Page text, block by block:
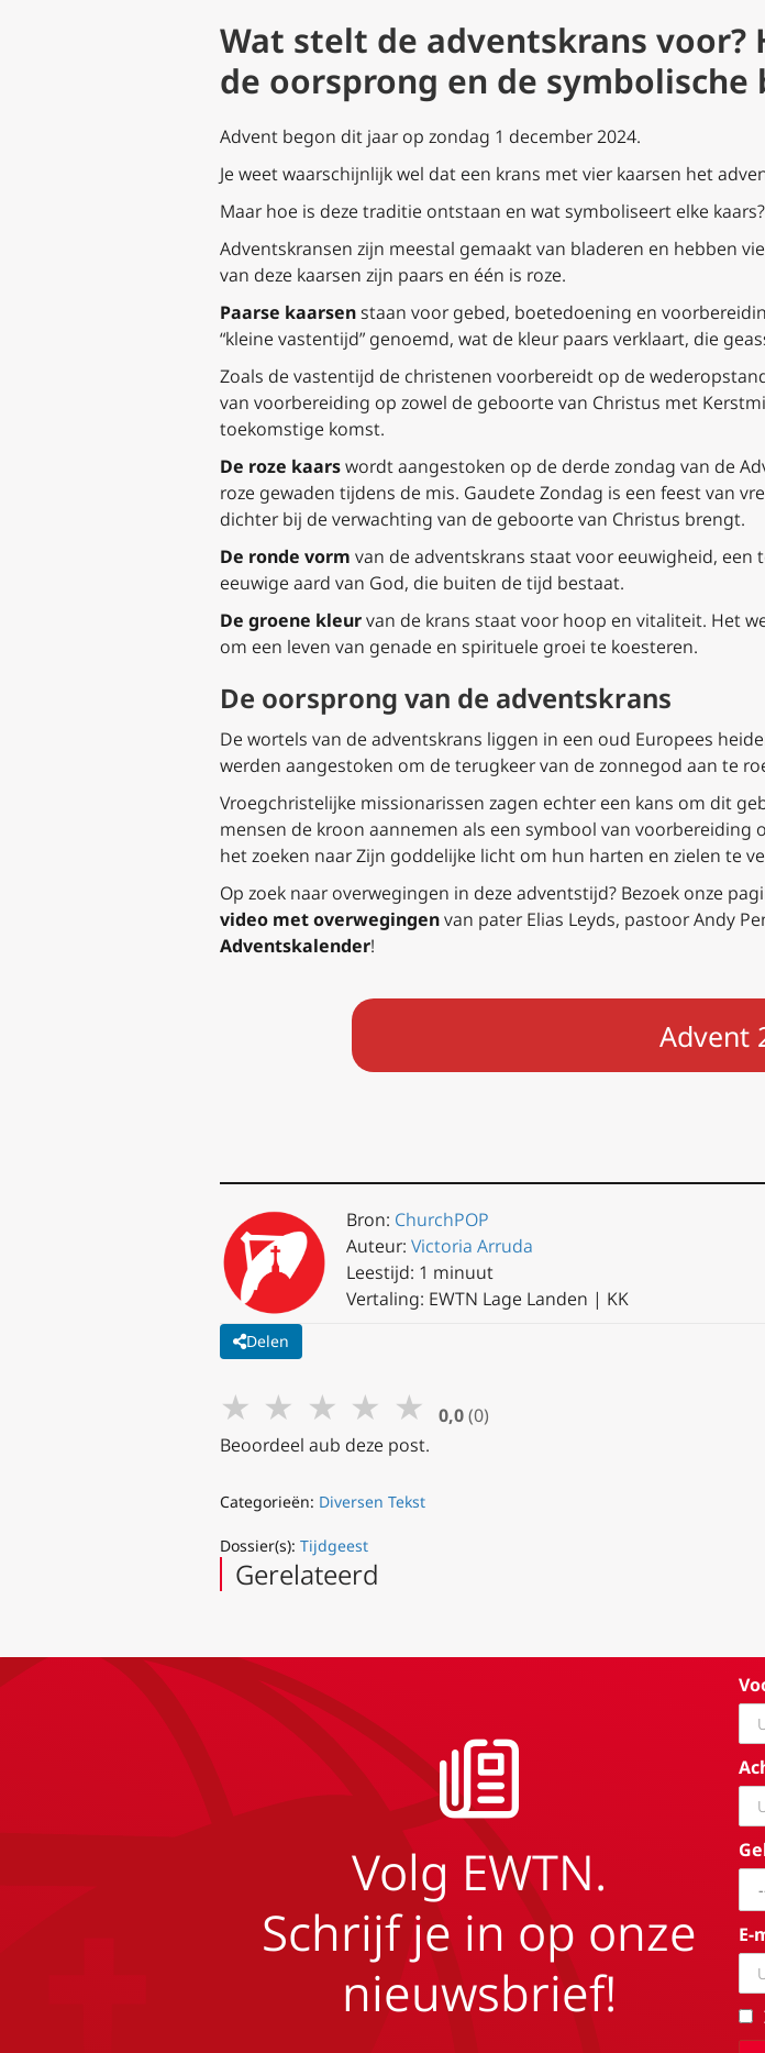
Wat stelt de adventskrans
de oorsprong en de symbolische
Advent begon dit jaar op zondag 1 december 2024.
Je weet waarschijnlijk wel dat een krans met vier kaarsen het
Maar hoe is deze traditie ontstaan en wat symboliseert elke kaars?
Adventskransen zijn meestal gemaakt van bladeren en hebben
van deze kaarsen zijn paars en één is roze.
Paarse kaarsenstaan voor gebed, boetedoening en
“kleine vastentijd” genoemd, wat de kleur paars verklaart, die
Zoals de vastentijd de christenen voorbereidt op de
van voorbereiding op zowel de geboorte van Christus met
toekomstige komst.
De roze kaarswordt aangestoken op de derde zondag van de
roze gewaden tijdens de mis. Gaudete Zondag is een feest van
dichter bij de verwachting van de geboorte van Christus brengt.
De ronde vorm van de adventskrans staat voor eeuwigheid,
eeuwige aard van God, die buiten de tijd bestaat.
De groene kleurvan de krans staat voor hoop en vitaliteit. Het
om een leven van genade en spirituele groei te koesteren.
De oorsprong van de adventskrans
De wortels van de adventskrans liggen in een oud Europees
werden aangestoken om de terugkeer van de zonnegod aan te
Vroegchristelijke missionarissen zagen echter een kans om dit
mensen de kroon aannemen als een symbool van
het zoeken naar Zijn goddelijke licht om hun harten en zielen te
Op zoek naar overwegingen in deze adventstijd? Bezoek onze
video met overwegingenvan pater Elias Leyds, pastoor Andy
Adventskalender!
Advent
Bron: ChurchPOP
Auteur: Victoria Arruda
Leestijd: 1 minuut
Vertaling: EWTN Lage Landen | KK
Delen
★ ★ ★ ★ ★ 0,0 (0)
Beoordeel aub deze post.
Categorieën: Diversen Tekst
Dossier(s): Tijdgeest
Gerelateerd
Volg EWTN.
Schrijf je in op onze
nieuwsbrief!
E-